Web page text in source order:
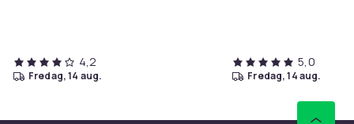
4,2
fredag, 14 aug.
5,0
fredag, 14 aug.